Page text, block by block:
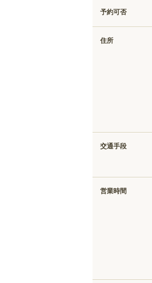
予約可否
住所
交通手段
営業時間